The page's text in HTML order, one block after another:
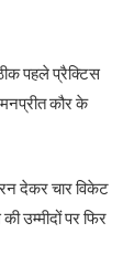
पहले प्रैक्टिस
कौर के
देकर चार विकेट
उम्मीदों पर फिर